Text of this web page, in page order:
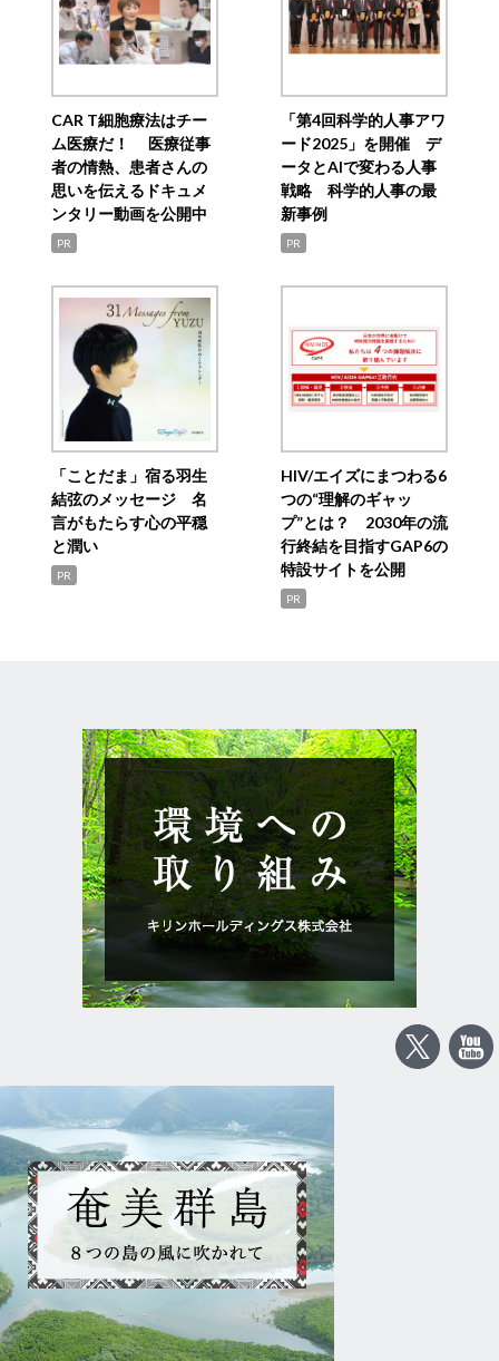
CAR T細胞療法はチー
ム医療だ！ 医療従事
者の情熱、患者さんの
思いを伝えるドキュメ
ンタリー動画を公開中
PR
「第4回科学的人事アワ
ード2025」を開催 デ
ータとAIで変わる人事
戦略 科学的人事の最
新事例
PR
「ことだま」宿る羽生
結弦のメッセージ 名
言がもたらす心の平穏
と潤い
PR
HIV/エイズにまつわる6
つの“理解のギャッ
プ”とは？ 2030年の流
行終結を目指すGAP6の
特設サイトを公開
PR